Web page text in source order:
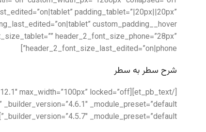
padding_tablet=”|20px||20px”
header_2_font_size_phone=”28px”
header_2_font_size_last_edited=”on|phone”]
شرح سطر به سطر
_builder_version=”4.5.7″ _module_preset=”default”]